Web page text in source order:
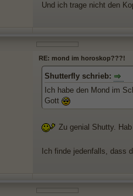
Und ich trage nicht den
RE: mond im horoskop???!
Shutterfly schrieb:
Ich habe den Mond im
Gott
Zu genial Shutty.
Ich finde jedenfalls, dass